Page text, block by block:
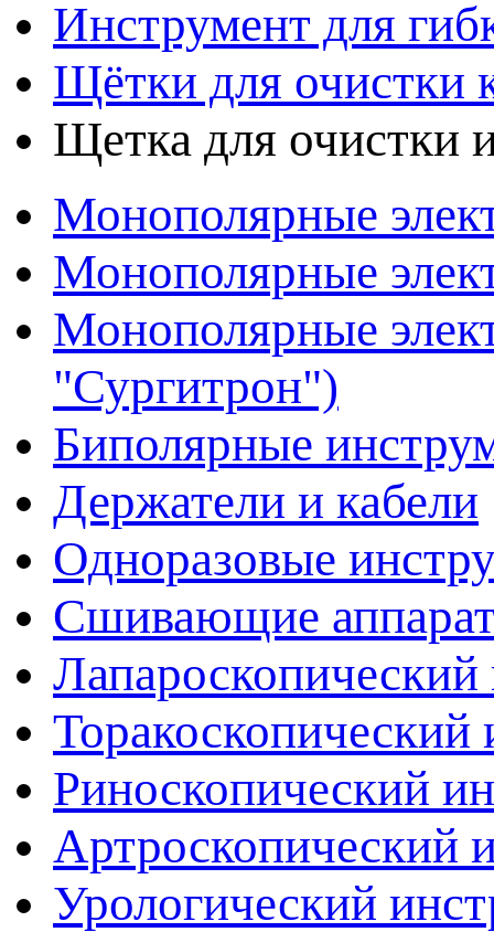
Инструмент для
Щётки для очистки
Щетка для очистки
Монополярные
Монополярные
Монополярные
"Сургитрон")
Биполярные
Держатели и кабели
Одноразовые
Сшивающие
Лапароскопический
Торакоскопический
Риноскопический
Артроскопический
Урологический